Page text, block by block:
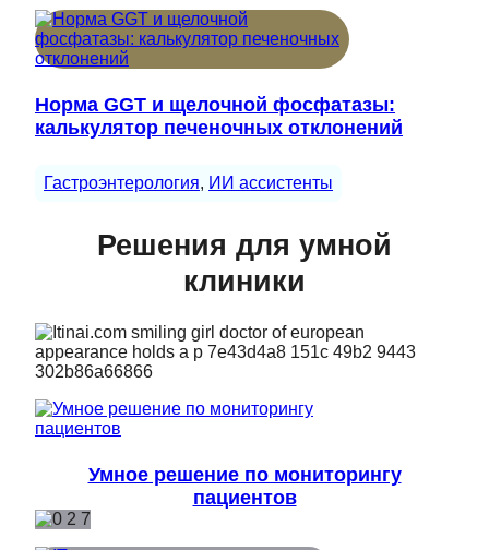
Норма GGT и щелочной фосфатазы:
калькулятор печеночных отклонений
Гастроэнтерология, ИИ ассистенты
Решения для умной
клиники
Умное решение по мониторингу
пациентов